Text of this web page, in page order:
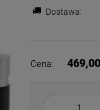
Dostawa:
Cena: